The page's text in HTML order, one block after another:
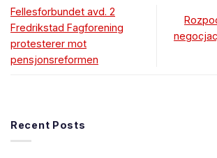
Fellesforbundet avd. 2
Fredrikstad Fagforening
protesterer mot
pensjonsreformen
Recent Posts